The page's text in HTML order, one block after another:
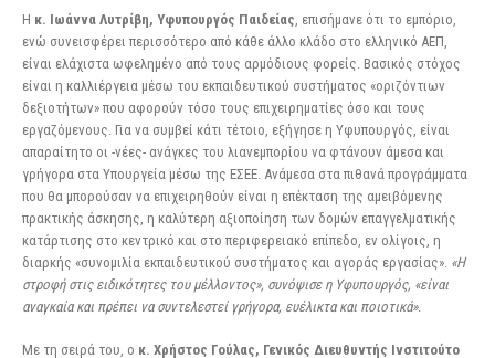
Η κ. Ιωάννα Λυτρίβη, Υφυπουργός Παιδείας, επισήμανε ότι το εμπόριο,
ενώ συνεισφέρει περισσότερο από κάθε άλλο κλάδο στο ελληνικό ΑΕΠ,
είναι ελάχιστα ωφελημένο από τους αρμόδιους φορείς. Βασικός στόχος
είναι η καλλιέργεια μέσω του εκπαιδευτικού συστήματος «οριζόντιων
δεξιοτήτων» που αφορούν τόσο τους επιχειρηματίες όσο και τους
εργαζόμενους. Για να συμβεί κάτι τέτοιο, εξήγησε η Υφυπουργός, είναι
απαραίτητο οι -νέες- ανάγκες του λιανεμπορίου να φτάνουν άμεσα και
γρήγορα στα Υπουργεία μέσω της ΕΣΕΕ. Ανάμεσα στα πιθανά προγράμματα
που θα μπορούσαν να επιχειρηθούν είναι η επέκταση της αμειβόμενης
πρακτικής άσκησης, η καλύτερη αξιοποίηση των δομών επαγγελματικής
κατάρτισης στο κεντρικό και στο περιφερειακό επίπεδο, εν ολίγοις, η
διαρκής «συνομιλία εκπαιδευτικού συστήματος και αγοράς εργασίας». «Η
στροφή στις ειδικότητες του μέλλοντος», συνόψισε η Υφυπουργός, «είναι
αναγκαία και πρέπει να συντελεστεί γρήγορα, ευέλικτα και ποιοτικά».
Με τη σειρά του, ο κ. Χρήστος Γούλας, Γενικός Διευθυντής Ινστιτούτο